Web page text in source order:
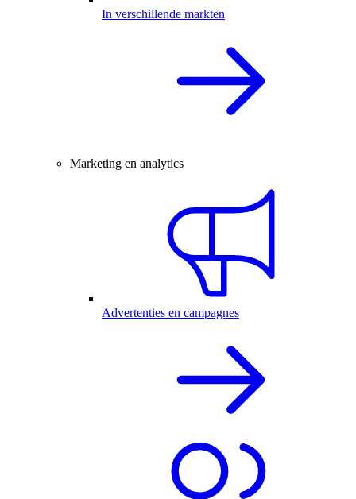
In verschillende markten
Marketing en analytics
Advertenties en campagnes